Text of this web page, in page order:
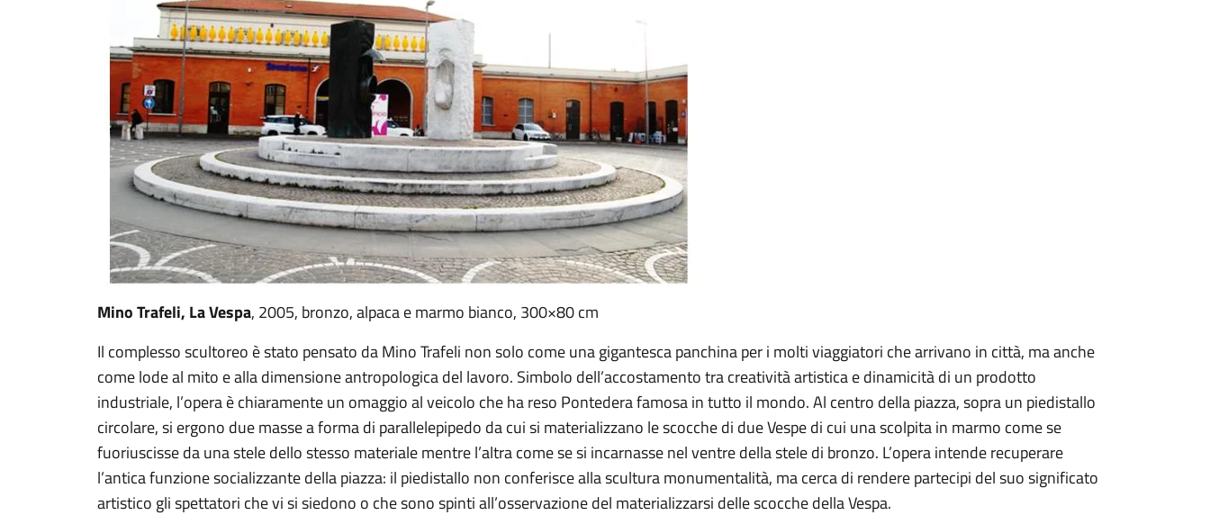
Mino Trafeli, La Vespa, 2005, bronzo, alpaca e marmo bianco, 300×80 cm
Il complesso scultoreo è stato pensato da Mino Trafeli non solo come una gigantesca panchina per i molti viaggiatori che arrivano in città, ma anche
come lode al mito e alla dimensione antropologica del lavoro. Simbolo dell’accostamento tra creatività artistica e dinamicità di un prodotto
industriale, l’opera è chiaramente un omaggio al veicolo che ha reso Pontedera famosa in tutto il mondo. Al centro della piazza, sopra un piedistallo
circolare, si ergono due masse a forma di parallelepipedo da cui si materializzano le scocche di due Vespe di cui una scolpita in marmo come se
fuoriuscisse da una stele dello stesso materiale mentre l’altra come se si incarnasse nel ventre della stele di bronzo. L’opera intende recuperare
l’antica funzione socializzante della piazza: il piedistallo non conferisce alla scultura monumentalità, ma cerca di rendere partecipi del suo significato
artistico gli spettatori che vi si siedono o che sono spinti all’osservazione del materializzarsi delle scocche della Vespa.